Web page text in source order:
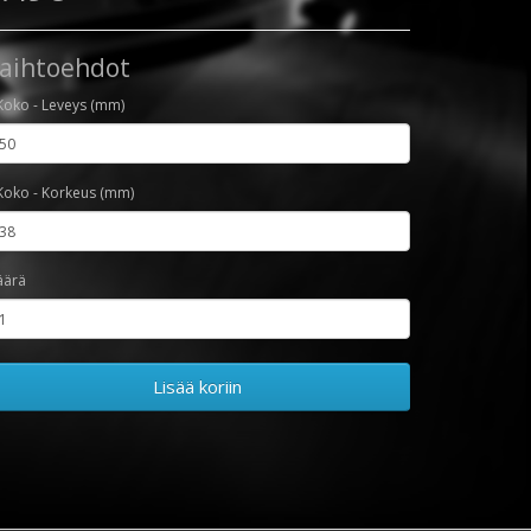
- Leveys (mm)
- Korkeus (mm)
Lisää koriin